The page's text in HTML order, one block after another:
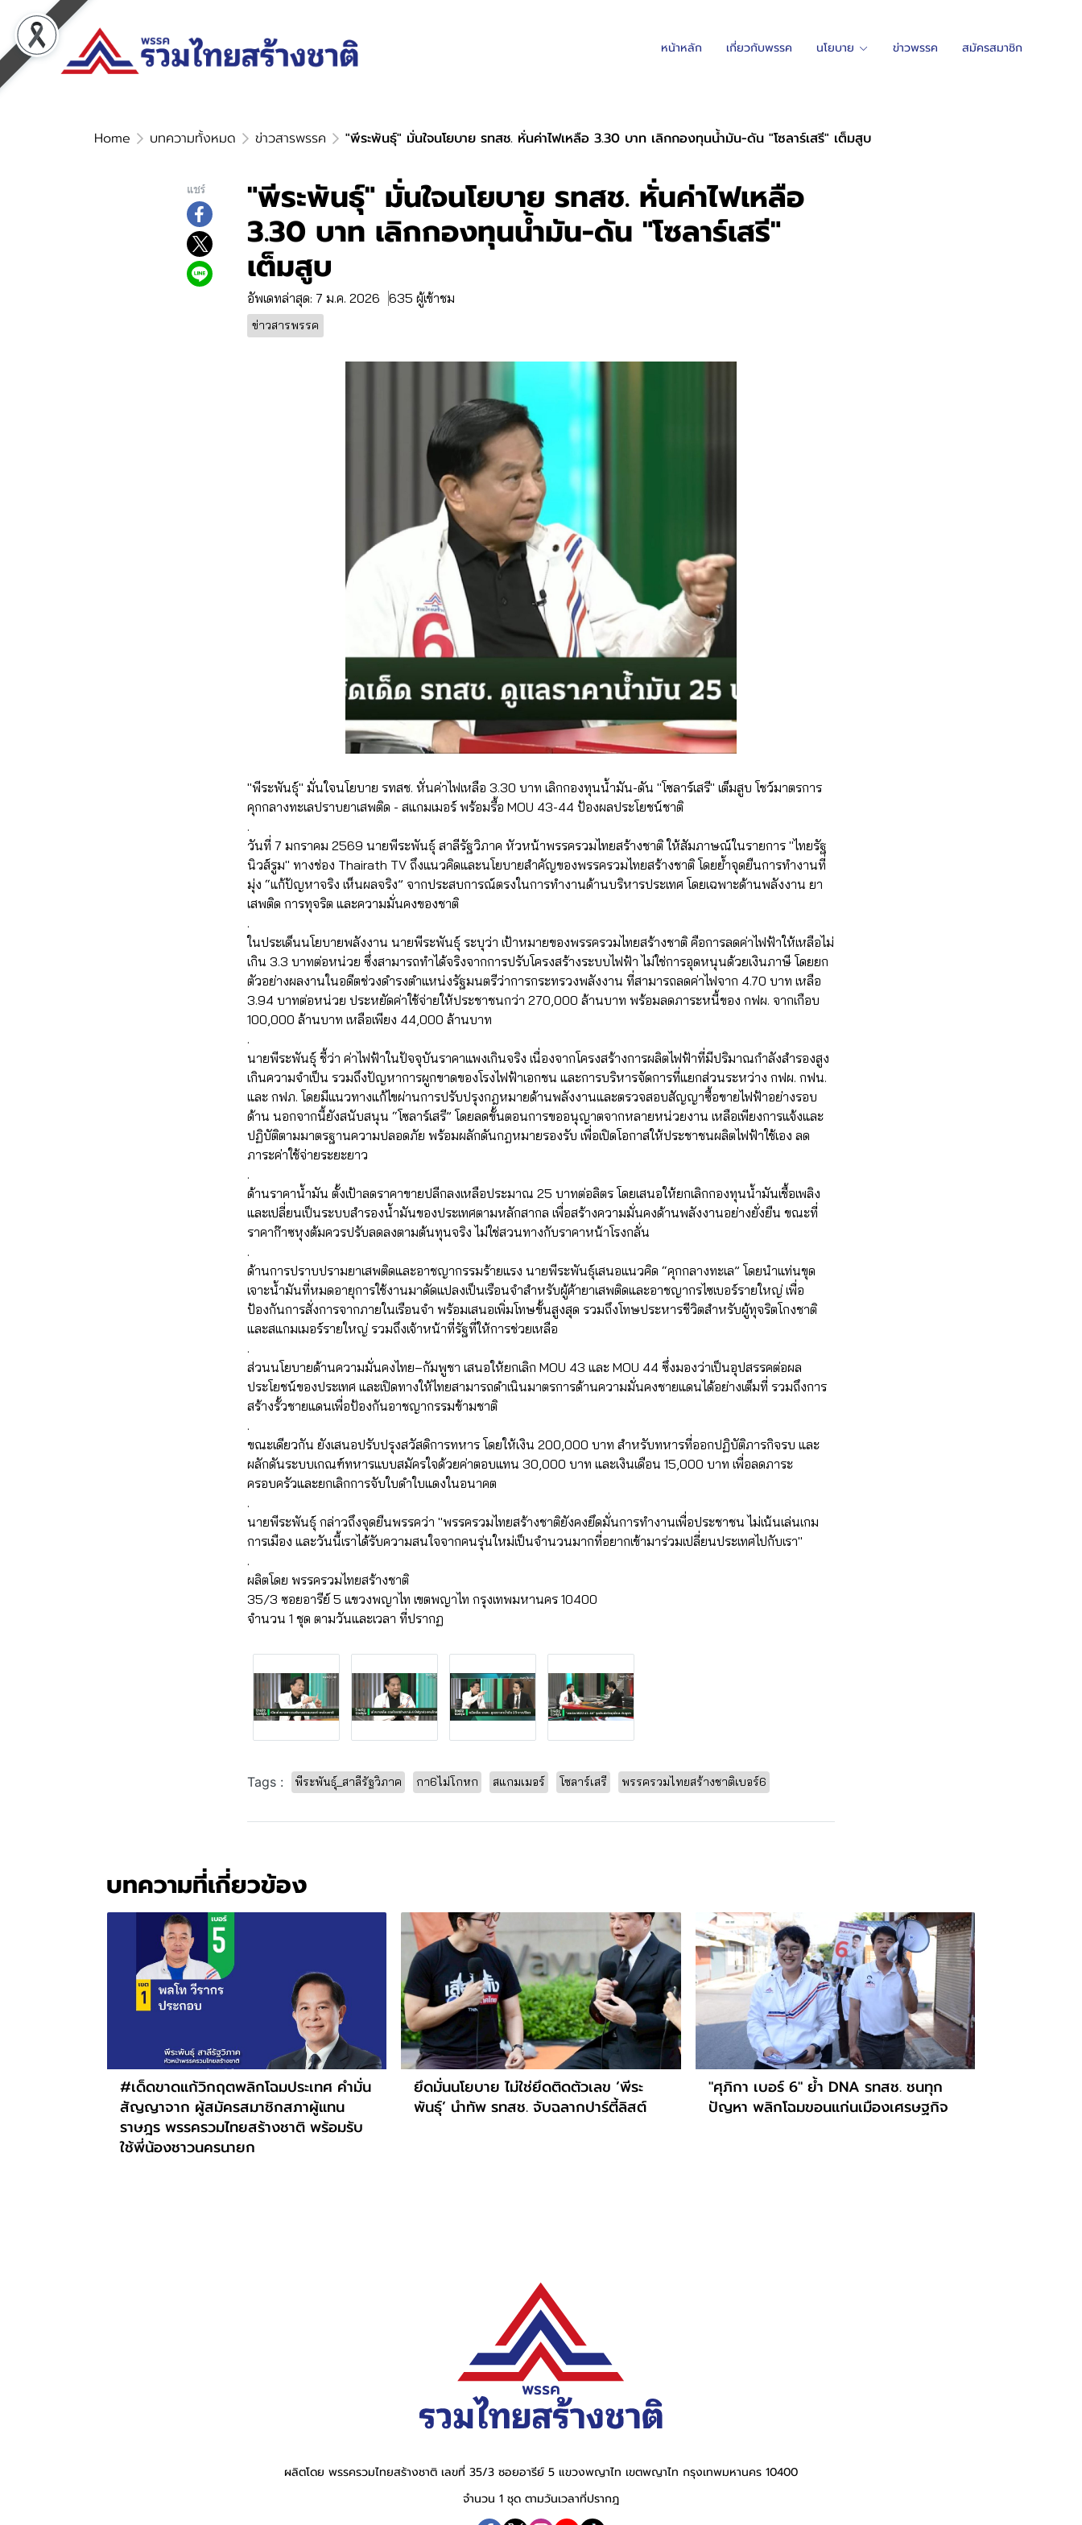
หน้าหลัก เกี่ยวกับพรรค นโยบาย ข่าวพรรค สมัครสมาชิก
Home บทความทั้งหมด ข่าวสารพรรค "พีระพันธุ์" มั่นใจนโยบาย รทสช. หั่นค่าไฟเหลือ 3.30 บาท เลิกกองทุนน้ำมัน-ดัน "โซลาร์เสรี" เต็มสูบ
แชร์ "พีระพันธุ์" มั่นใจนโยบาย รทสช. หั่นค่าไฟเหลือ
3.30 บาท เลิกกองทุนน้ำมัน-ดัน "โซลาร์เสรี"
เต็มสูบ
อัพเดทล่าสุด: 7 ม.ค. 2026 635 ผู้เข้าชม
ข่าวสารพรรค
"พีระพันธุ์" มั่นใจนโยบาย รทสช. หั่นค่าไฟเหลือ 3.30 บาท เลิกกองทุนน้ำมัน-ดัน "โซลาร์เสรี" เต็มสูบ โชว์มาตรการ
คุกกลางทะเลปราบยาเสพติด - สแกมเมอร์ พร้อมรื้อ MOU 43-44 ป้องผลประโยชน์ชาติ
.
วันที่ 7 มกราคม 2569 นายพีระพันธุ์ สาลีรัฐวิภาค หัวหน้าพรรครวมไทยสร้างชาติ ให้สัมภาษณ์ในรายการ "ไทยรัฐ
นิวส์รูม" ทางช่อง Thairath TV ถึงแนวคิดและนโยบายสำคัญของพรรครวมไทยสร้างชาติ โดยย้ำจุดยืนการทำงานที่
มุ่ง “แก้ปัญหาจริง เห็นผลจริง” จากประสบการณ์ตรงในการทำงานด้านบริหารประเทศ โดยเฉพาะด้านพลังงาน ยา
เสพติด การทุจริต และความมั่นคงของชาติ
.
ในประเด็นนโยบายพลังงาน นายพีระพันธุ์ ระบุว่า เป้าหมายของพรรครวมไทยสร้างชาติ คือการลดค่าไฟฟ้าให้เหลือไม่
เกิน 3.3 บาทต่อหน่วย ซึ่งสามารถทำได้จริงจากการปรับโครงสร้างระบบไฟฟ้า ไม่ใช่การอุดหนุนด้วยเงินภาษี โดยยก
ตัวอย่างผลงานในอดีตช่วงดำรงตำแหน่งรัฐมนตรีว่าการกระทรวงพลังงาน ที่สามารถลดค่าไฟจาก 4.70 บาท เหลือ
3.94 บาทต่อหน่วย ประหยัดค่าใช้จ่ายให้ประชาชนกว่า 270,000 ล้านบาท พร้อมลดภาระหนี้ของ กฟผ. จากเกือบ
100,000 ล้านบาท เหลือเพียง 44,000 ล้านบาท
.
นายพีระพันธุ์ ชี้ว่า ค่าไฟฟ้าในปัจจุบันราคาแพงเกินจริง เนื่องจากโครงสร้างการผลิตไฟฟ้าที่มีปริมาณกำลังสำรองสูง
เกินความจำเป็น รวมถึงปัญหาการผูกขาดของโรงไฟฟ้าเอกชน และการบริหารจัดการที่แยกส่วนระหว่าง กฟผ. กฟน.
และ กฟภ. โดยมีแนวทางแก้ไขผ่านการปรับปรุงกฎหมายด้านพลังงานและตรวจสอบสัญญาซื้อขายไฟฟ้าอย่างรอบ
ด้าน นอกจากนี้ยังสนับสนุน “โซลาร์เสรี” โดยลดขั้นตอนการขออนุญาตจากหลายหน่วยงาน เหลือเพียงการแจ้งและ
ปฏิบัติตามมาตรฐานความปลอดภัย พร้อมผลักดันกฎหมายรองรับ เพื่อเปิดโอกาสให้ประชาชนผลิตไฟฟ้าใช้เอง ลด
ภาระค่าใช้จ่ายระยะยาว
.
ด้านราคาน้ำมัน ตั้งเป้าลดราคาขายปลีกลงเหลือประมาณ 25 บาทต่อลิตร โดยเสนอให้ยกเลิกกองทุนน้ำมันเชื้อเพลิง
และเปลี่ยนเป็นระบบสำรองน้ำมันของประเทศตามหลักสากล เพื่อสร้างความมั่นคงด้านพลังงานอย่างยั่งยืน ขณะที่
ราคาก๊าซหุงต้มควรปรับลดลงตามต้นทุนจริง ไม่ใช่สวนทางกับราคาหน้าโรงกลั่น
.
ด้านการปราบปรามยาเสพติดและอาชญากรรมร้ายแรง นายพีระพันธุ์เสนอแนวคิด “คุกกลางทะเล” โดยนำแท่นขุด
เจาะน้ำมันที่หมดอายุการใช้งานมาดัดแปลงเป็นเรือนจำสำหรับผู้ค้ายาเสพติดและอาชญากรไซเบอร์รายใหญ่ เพื่อ
ป้องกันการสั่งการจากภายในเรือนจำ พร้อมเสนอเพิ่มโทษขั้นสูงสุด รวมถึงโทษประหารชีวิตสำหรับผู้ทุจริตโกงชาติ
และสแกมเมอร์รายใหญ่ รวมถึงเจ้าหน้าที่รัฐที่ให้การช่วยเหลือ
.
ส่วนนโยบายด้านความมั่นคงไทย–กัมพูชา เสนอให้ยกเลิก MOU 43 และ MOU 44 ซึ่งมองว่าเป็นอุปสรรคต่อผล
ประโยชน์ของประเทศ และเปิดทางให้ไทยสามารถดำเนินมาตรการด้านความมั่นคงชายแดนได้อย่างเต็มที่ รวมถึงการ
สร้างรั้วชายแดนเพื่อป้องกันอาชญากรรมข้ามชาติ
.
ขณะเดียวกัน ยังเสนอปรับปรุงสวัสดิการทหาร โดยให้เงิน 200,000 บาท สำหรับทหารที่ออกปฏิบัติภารกิจรบ และ
ผลักดันระบบเกณฑ์ทหารแบบสมัครใจด้วยค่าตอบแทน 30,000 บาท และเงินเดือน 15,000 บาท เพื่อลดภาระ
ครอบครัวและยกเลิกการจับใบดำใบแดงในอนาคต
.
นายพีระพันธุ์ กล่าวถึงจุดยืนพรรคว่า "พรรครวมไทยสร้างชาติยังคงยึดมั่นการทำงานเพื่อประชาชน ไม่เน้นเล่นเกม
การเมือง และวันนี้เราได้รับความสนใจจากคนรุ่นใหม่เป็นจำนวนมากที่อยากเข้ามาร่วมเปลี่ยนประเทศไปกับเรา"
.
ผลิตโดย พรรครวมไทยสร้างชาติ
35/3 ซอยอารีย์ 5 แขวงพญาไท เขตพญาไท กรุงเทพมหานคร 10400
จำนวน 1 ชุด ตามวันและเวลา ที่ปรากฏ
Tags : พีระพันธุ์_สาลีรัฐวิภาค กา6ไม่โกหก สแกมเมอร์ โซลาร์เสรี พรรครวมไทยสร้างชาติเบอร์6
บทความที่เกี่ยวข้อง
#เด็ดขาดแก้วิกฤตพลิกโฉมประเทศ คำมั่น
สัญญาจาก ผู้สมัครสมาชิกสภาผู้แทน
ราษฎร พรรครวมไทยสร้างชาติ พร้อมรับ
ใช้พี่น้องชาวนครนายก
ยึดมั่นนโยบาย ไม่ใช่ยึดติดตัวเลข ‘พีระ
พันธุ์’ นำทัพ รทสช. จับฉลากปาร์ตี้ลิสต์
"ศุภิกา เบอร์ 6" ย้ำ DNA รทสช. ชนทุก
ปัญหา พลิกโฉมขอนแก่นเมืองเศรษฐกิจ
ผลิตโดย พรรครวมไทยสร้างชาติ เลขที่ 35/3 ซอยอารีย์ 5 แขวงพญาไท เขตพญาไท กรุงเทพมหานคร 10400
จำนวน 1 ชุด ตามวันเวลาที่ปรากฎ